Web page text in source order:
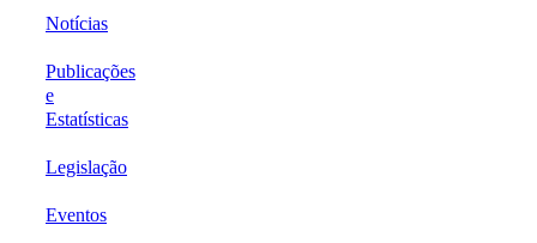
Notícias
Publicações
e
Estatísticas
Legislação
Eventos